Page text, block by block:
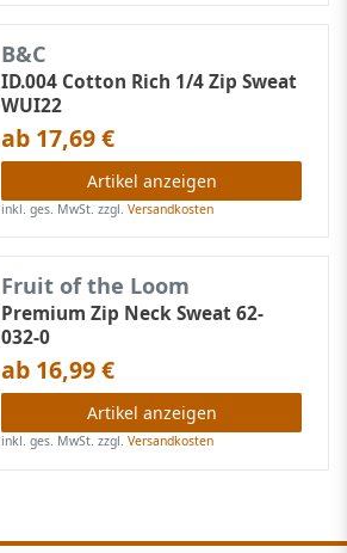
B&C
ID.004 Cotton Rich 1/4 Zip Sweat
WUI22
ab 17,69 €
Artikel anzeigen
inkl. ges. MwSt. zzgl.Versandkosten
Fruit of the Loom
Premium Zip Neck Sweat 62-
032-0
ab 16,99 €
Artikel anzeigen
inkl. ges. MwSt. zzgl.Versandkosten